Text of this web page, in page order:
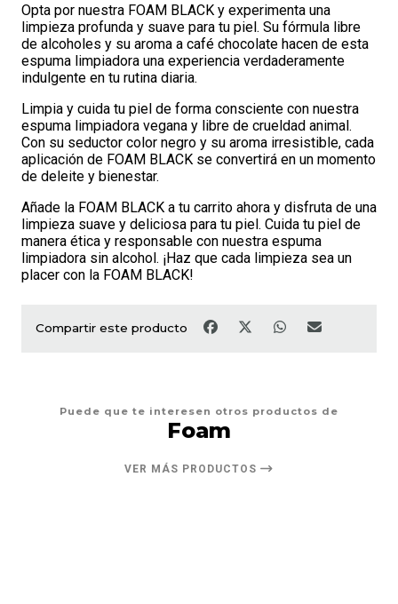
Opta por nuestra FOAM BLACK y experimenta una
limpieza profunda y suave para tu piel. Su fórmula libre
de alcoholes y su aroma a café chocolate hacen de esta
espuma limpiadora una experiencia verdaderamente
indulgente en tu rutina diaria.
Limpia y cuida tu piel de forma consciente con nuestra
espuma limpiadora vegana y libre de crueldad animal.
Con su seductor color negro y su aroma irresistible, cada
aplicación de FOAM BLACK se convertirá en un momento
de deleite y bienestar.
Añade la FOAM BLACK a tu carrito ahora y disfruta de una
limpieza suave y deliciosa para tu piel. Cuida tu piel de
manera ética y responsable con nuestra espuma
limpiadora sin alcohol. ¡Haz que cada limpieza sea un
placer con la FOAM BLACK!
Compartir este producto
Puede que te interesen otros productos de
Foam
VER MÁS PRODUCTOS